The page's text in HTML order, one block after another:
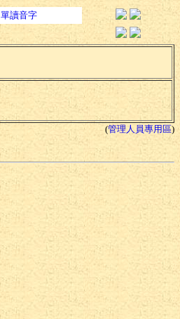
單讀音字
(管理人員專用區)